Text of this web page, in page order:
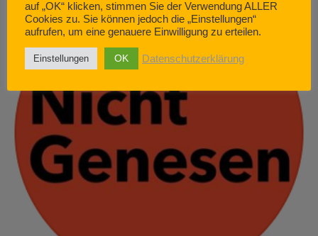
auf „OK“ klicken, stimmen Sie der Verwendung ALLER
Cookies zu. Sie können jedoch die „Einstellungen“
aufrufen, um eine genauere Einwilligung zu erteilen.
Einstellungen OK Datenschutzerklärung